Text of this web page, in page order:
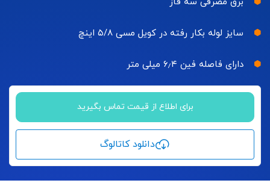
سایز لوله بکار رفته در کویل مسی ۵/۸ اینچ
دارای فاصله فین ۶٫۴ میلی متر
برای اطلاع از قیمت تماس بگیرید
دانلود کاتالوگ